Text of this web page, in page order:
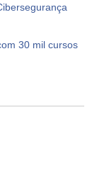
30 mil cursos